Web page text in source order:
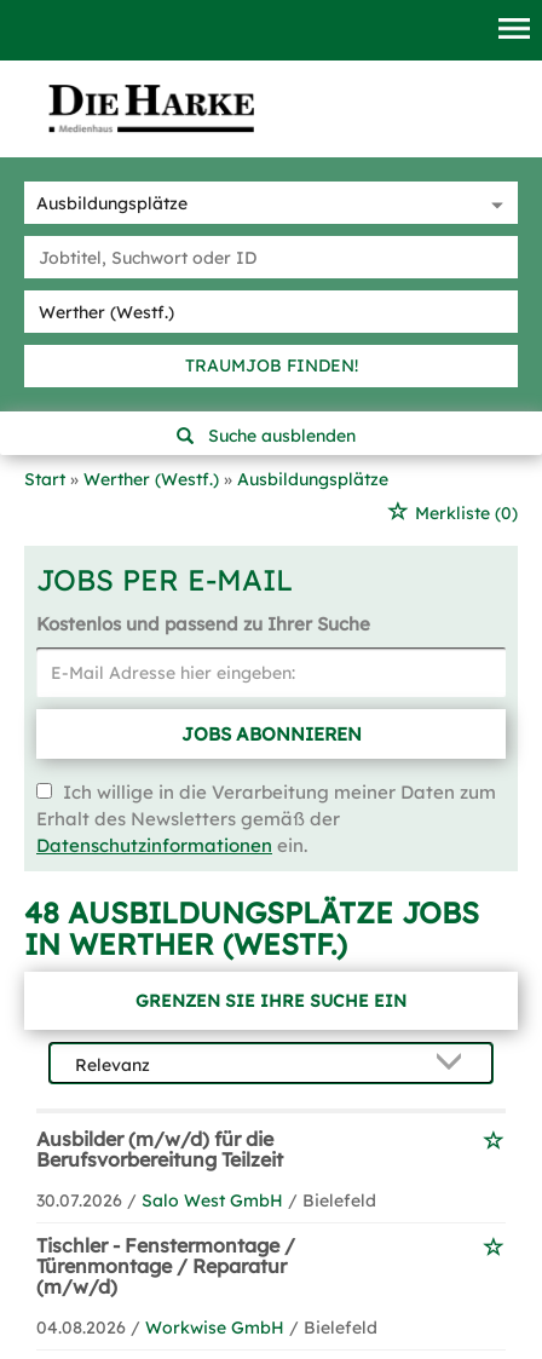
TRAUMJOB FINDEN!
Suche ausblenden
Start
Werther (Westf.)
Ausbildungsplätze
Merkliste (0)
JOBS PER E-MAIL
Kostenlos und passend zu Ihrer Suche
JOBS ABONNIEREN
Ich willige in die Verarbeitung meiner Daten zum
Erhalt des Newsletters gemäß der
Datenschutzinformationen ein.
48 AUSBILDUNGSPLÄTZE JOBS
IN WERTHER (WESTF.)
GRENZEN SIE IHRE SUCHE EIN
Ausbilder (m/w/d) für die
Berufsvorbereitung Teilzeit
30.07.2026 / Salo West GmbH / Bielefeld
Tischler - Fenstermontage /
Türenmontage / Reparatur
(m/w/d)
04.08.2026 / Workwise GmbH / Bielefeld